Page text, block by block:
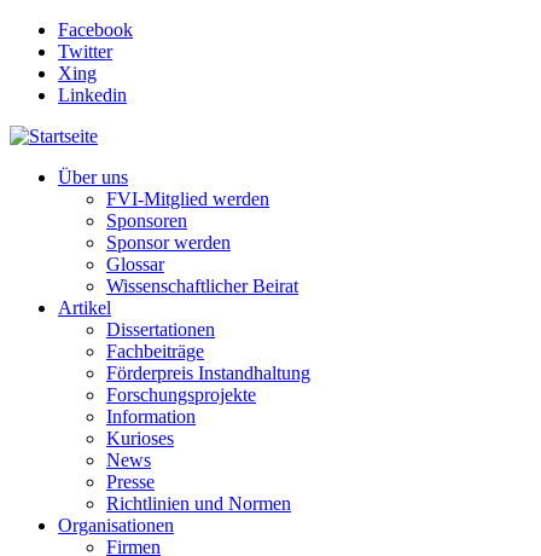
Direkt zum Inhalt
Facebook
Twitter
Xing
Linkedin
Über uns
FVI-Mitglied werden
Sponsoren
Sponsor werden
Glossar
Wissenschaftlicher Beirat
Artikel
Dissertationen
Fachbeiträge
Förderpreis Instandhaltung
Forschungsprojekte
Information
Kurioses
News
Presse
Richtlinien und Normen
Organisationen
Firmen